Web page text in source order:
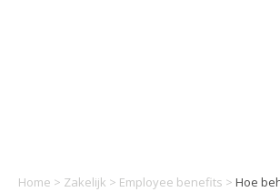
Home > Zakelijk > Employee benefits > Hoe